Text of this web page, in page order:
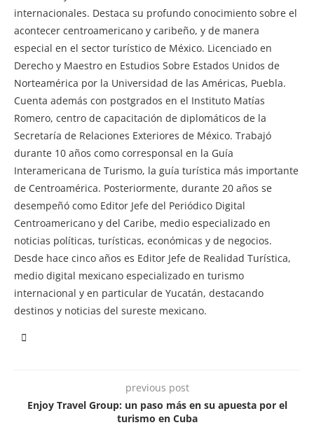
internacionales. Destaca su profundo conocimiento sobre el
acontecer centroamericano y caribeño, y de manera
especial en el sector turístico de México. Licenciado en
Derecho y Maestro en Estudios Sobre Estados Unidos de
Norteamérica por la Universidad de las Américas, Puebla.
Cuenta además con postgrados en el Instituto Matías
Romero, centro de capacitación de diplomáticos de la
Secretaría de Relaciones Exteriores de México. Trabajó
durante 10 años como corresponsal en la Guía
Interamericana de Turismo, la guía turística más importante
de Centroamérica. Posteriormente, durante 20 años se
desempeñó como Editor Jefe del Periódico Digital
Centroamericano y del Caribe, medio especializado en
noticias políticas, turísticas, económicas y de negocios.
Desde hace cinco años es Editor Jefe de Realidad Turística,
medio digital mexicano especializado en turismo
internacional y en particular de Yucatán, destacando
destinos y noticias del sureste mexicano.
previous post
Enjoy Travel Group: un paso más en su apuesta por el
turismo en Cuba